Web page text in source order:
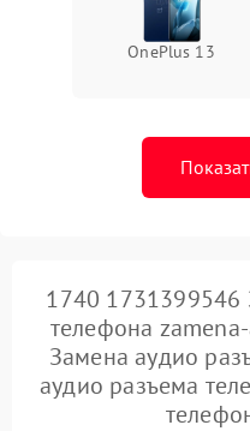
OnePlus 13
1740 1731399546
телефона
Замена аудио
аудио разъема